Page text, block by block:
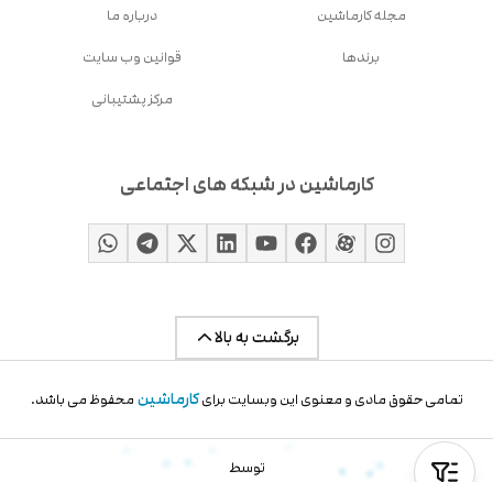
مجله کارماشین
برندها
درباره ما
قوانین وب سایت
مرکز پشتیبانی
کارماشین در شبکه های اجتماعی
برگشت به بالا
تمامی حقوق مادی و معنوی این وبسایت برایکارماشین محفوظ می باشد.
توسط